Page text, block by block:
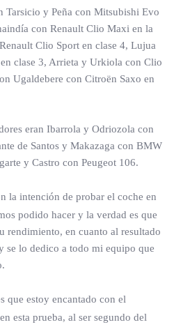
Tarsicio y Peña con Mitsubishi Evo
con Renault Clio Maxi en la
Clio Sport en clase 4, Lujua
clase 3, Arrieta y Urkiola con Clio
Ugaldebere con Citroën Saxo en
eran Ibarrola y Odriozola con
de Santos y Makazaga con BMW
y Castro con Peugeot 106.
la intención de probar el coche en
podido hacer y la verdad es que
rendimiento, en cuanto al resultado
se lo dedico a todo mi equipo que
que estoy encantado con el
esta prueba, al ser segundo del